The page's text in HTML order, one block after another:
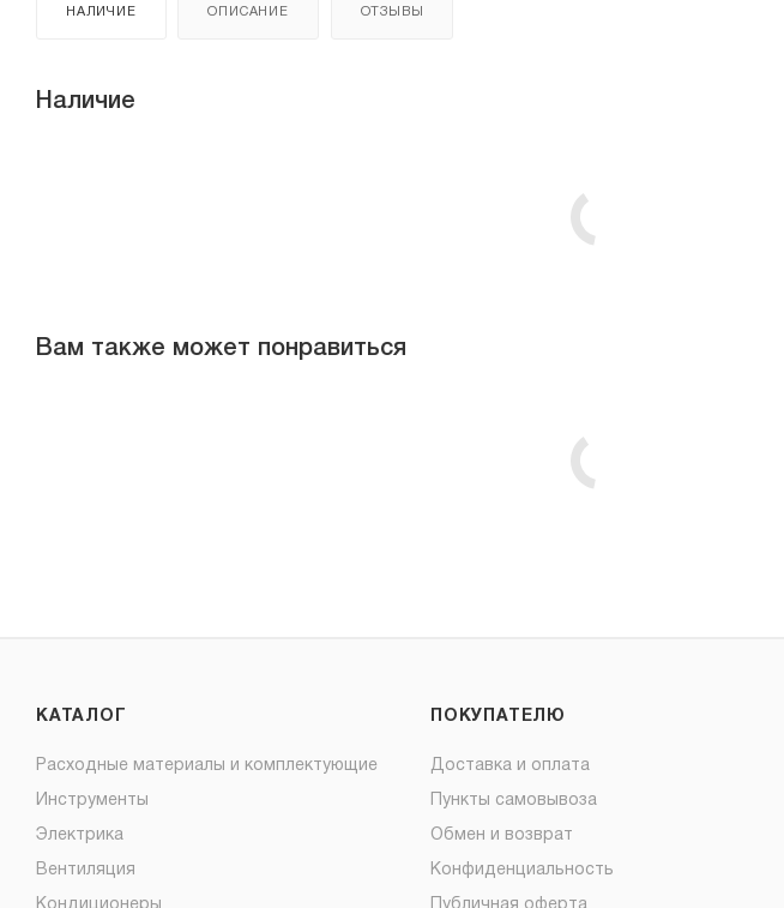
НАЛИЧИЕ ОПИСАНИЕ ОТЗЫВЫ
Наличие
Вам также может понравиться
КАТАЛОГ
Расходные материалы и комплектующие
Инструменты
Электрика
Вентиляция
ПОКУПАТЕЛЮ
Доставка и оплата
Пункты самовывоза
Обмен и возврат
Конфиденциальность